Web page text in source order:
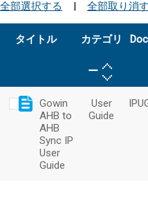
全部選択する | 全部取り消す
タイトル カテゴリ
ー
Gowin
AHB to
AHB
Sync IP
User
Guide
User
Guide